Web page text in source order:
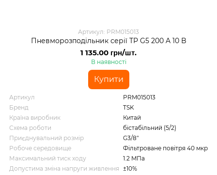
Артикул: PRM015013
Пневморозподільник серії TP G5 200 A 10 B
1 135.00 грн/шт.
В наявності
Купити
Артикул
PRM015013
Бренд
TSK
Країна виробник
Китай
Схема роботи
бістабільний (5/2)
Приєднувальний розмір
G3/8"
Робоче середовище
Фільтроване повітря 40 мкр
Максимальний тиск ходу
1.2 MПа
Допустима зміна напруги живлення ±10%